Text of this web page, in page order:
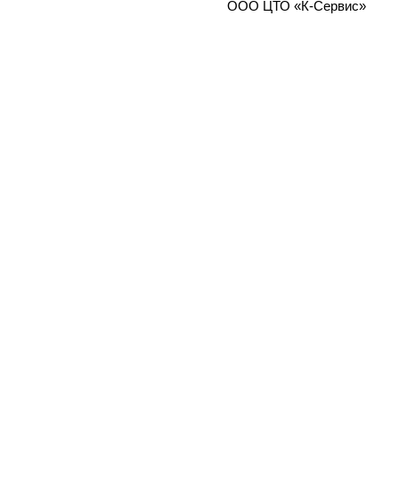
ООО ЦТО «К-Сервис»